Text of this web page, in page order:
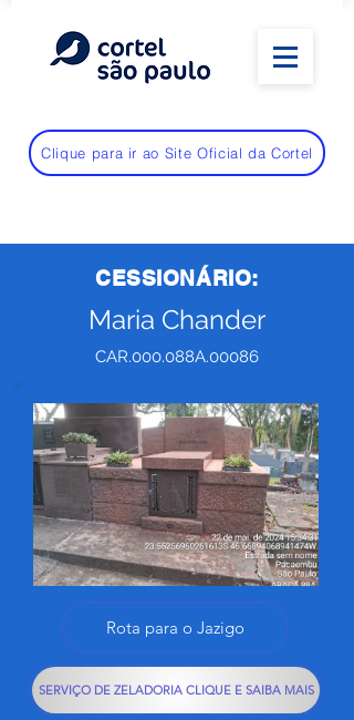
Clique para ir ao Site Oficial da Cortel
CESSIONÁRIO:
Maria Chander
CAR.000.088A.00086
Rota para o Jazigo
SERVIÇO DE ZELADORIA CLIQUE E SAIBA MAIS